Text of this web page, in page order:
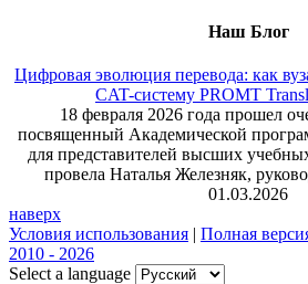
Наш Блог
Цифровая эволюция перевода: как
CAT-систему PROMT
18 февраля 2026 года прошел
посвященный Академической
для представителей высших
провела Наталья Железняк,
01.03.2026
наверх
Условия использования | Полная
2010 - 2026
Select a language